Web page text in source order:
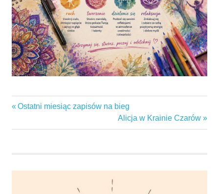
arteterapia
garby
Nawigacja
wpisu
Previous
Ostatni miesiąc zapisów na bieg
Next
Post:
Alicja w Krainie Czarów